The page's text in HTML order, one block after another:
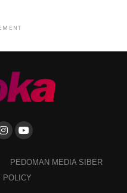
PEDOMAN MEDIA SIBER
POLICY